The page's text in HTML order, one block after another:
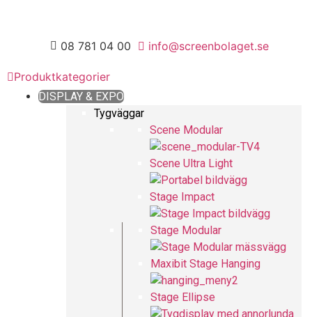
08 781 04 00 info@screenbolaget.se
Produktkategorier
DISPLAY & EXPO
Tygväggar
Scene Modular
Scene Ultra Light
Stage Impact
Stage Modular
Maxibit Stage Hanging
Stage Ellipse